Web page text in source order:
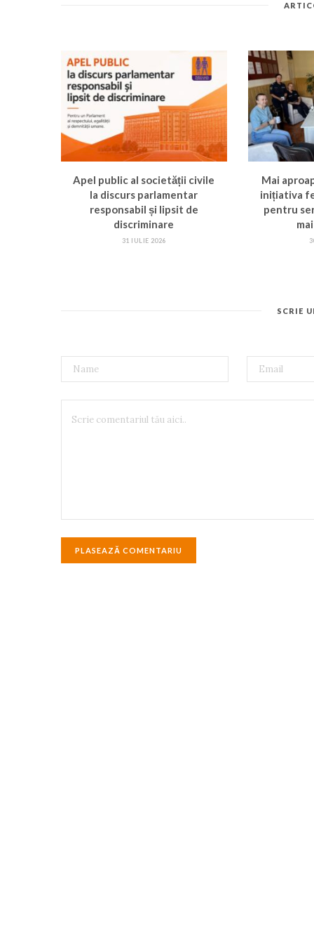
Apel public al societății civile
la discurs parlamentar
responsabil și lipsit de
discriminare
31 IULIE 2026
Mai
inițiativa
pentru
SCRIE